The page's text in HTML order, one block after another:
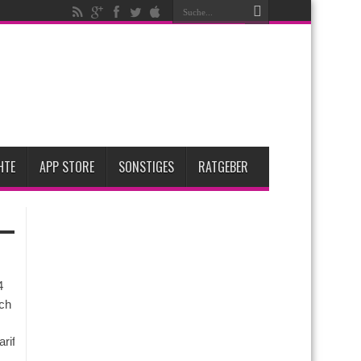
APP STORE SONSTIGES RATGEBER